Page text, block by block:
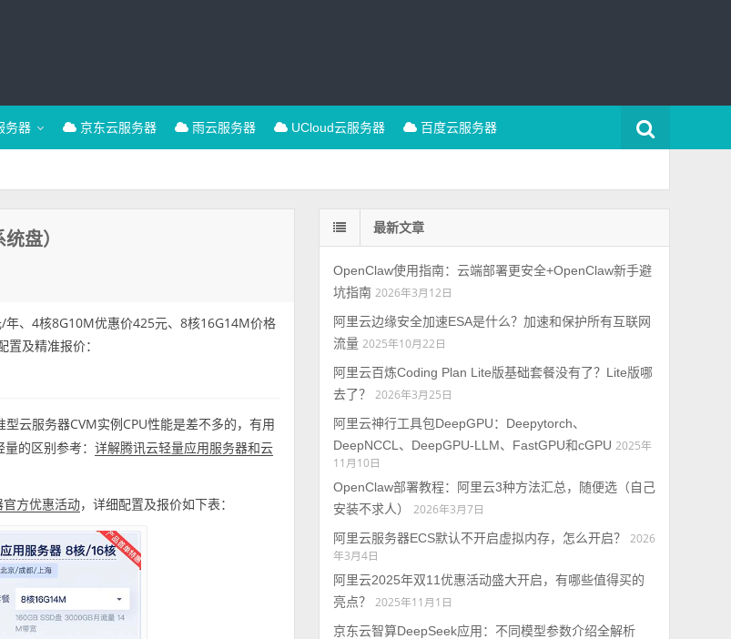
务器 京东云服务器 雨云服务器 UCloud云服务器 百度云服务器
盘）
、4核8G10M优惠价425元、8核16G14M价格
及精准报价：
型云服务器CVM实例CPU性能是差不多的，有用
量的区别参考：详解腾讯云轻量应用服务器和云
官方优惠活动，详细配置及报价如下表：
最新文章
OpenClaw使用指南：云端部署更安全+OpenClaw新手避
坑指南 2026年3月12日
阿里云边缘安全加速ESA是什么？加速和保护所有互联网
流量 2025年10月22日
阿里云百炼Coding Plan Lite版基础套餐没有了？Lite版哪
去了？
2026年3月25日
阿里云神行工具包DeepGPU：Deepytorch、
DeepNCCL、DeepGPU-LLM、FastGPU和cGPU 2025年
11月10日
OpenClaw部署教程：阿里云3种方法汇总，随便选（自己
安装不求人）
2026年3月7日
阿里云服务器ECS默认不开启虚拟内存，怎么开启？
2026
年3月4日
阿里云2025年双11优惠活动盛大开启，有哪些值得买的
亮点？
2025年11月1日
京东云智算DeepSeek应用：不同模型参数介绍全解析